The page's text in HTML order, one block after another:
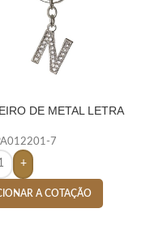
DE METAL LETRA
7
+
A COTAÇÃO